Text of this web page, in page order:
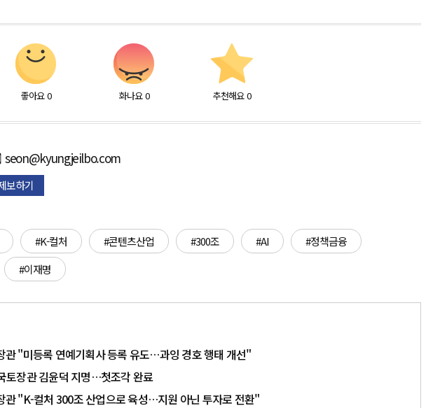
좋아요 0 화나요 0 추천해요 0
seon@kyungjeilbo.com
보하기
#K-컬처 #콘텐츠산업 #300조 #AI
#정책금융
#이재명
관 "미등록 연예기획사 등록 유도…과잉 경호 행태 개선"
토장관 김윤덕 지명…첫조각 완료
관 "K-컬처 300조 산업으로 육성…지원 아닌 투자로 전환"